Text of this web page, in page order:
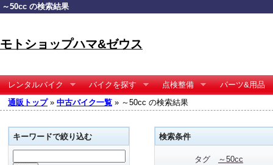
～50cc の検索結果
モトショップハマ&ゼウス
レンタルバイク バイクを探す 点検整備
パーツ&用品
通販トップ» 中古バイク一覧 » ～50cc の検索結果
検索条件
タグ
～50cc
キーワードで絞り込む